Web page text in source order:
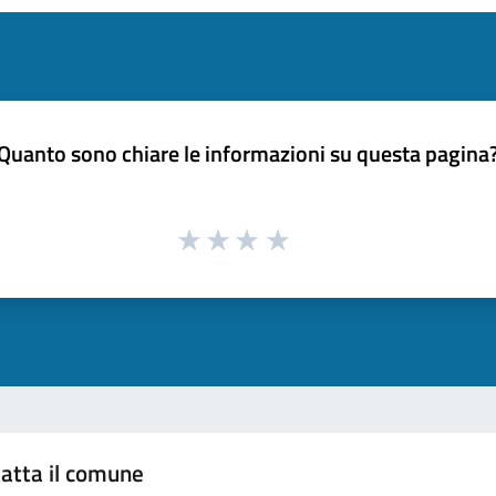
sono chiare le informazioni su questa
il comune